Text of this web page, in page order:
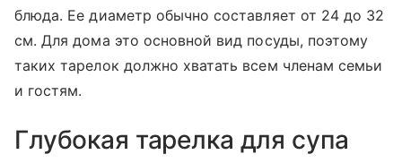
блюда. Ее диаметр обычно составляет от 24 до 32
см. Для дома это основной вид посуды, поэтому
таких тарелок должно хватать всем членам семьи
и гостям.
Глубокая тарелка для супа